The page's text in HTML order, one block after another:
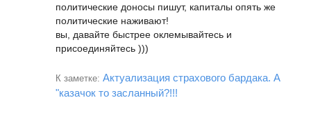
политические доносы пишут, капиталы опять же
политические наживают!
вы, давайте быстрее оклемывайтесь и
присоединяйтесь )))
К заметке: Актуализация страхового бардака. А
"казачок то засланный?!!!